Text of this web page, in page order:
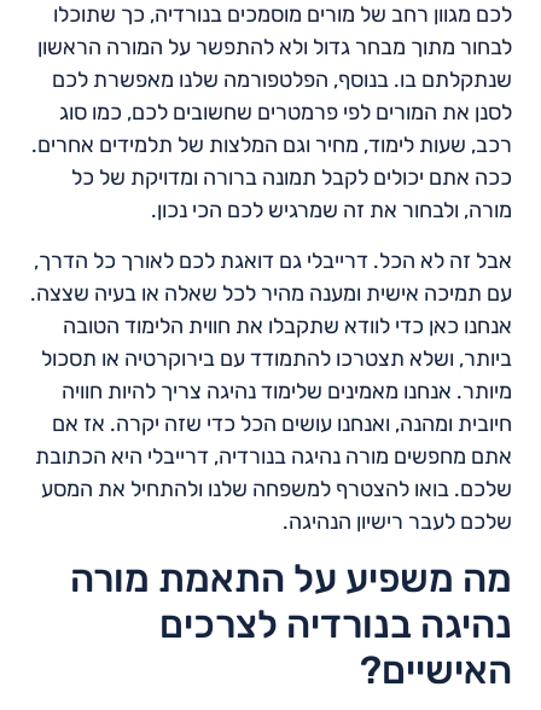
לכם מגוון רחב של מורים מוסמכים בנורדיה, כך שתוכלו
לבחור מתוך מבחר גדול ולא להתפשר על המורה הראשון
שנתקלתם בו. בנוסף, הפלטפורמה שלנו מאפשרת לכם
לסנן את המורים לפי פרמטרים שחשובים לכם, כמו סוג
רכב, שעות לימוד, מחיר וגם המלצות של תלמידים אחרים.
ככה אתם יכולים לקבל תמונה ברורה ומדויקת של כל
מורה, ולבחור את זה שמרגיש לכם הכי נכון.
אבל זה לא הכל. דרייבלי גם דואגת לכם לאורך כל הדרך,
עם תמיכה אישית ומענה מהיר לכל שאלה או בעיה שצצה.
אנחנו כאן כדי לוודא שתקבלו את חווית הלימוד הטובה
ביותר, ושלא תצטרכו להתמודד עם בירוקרטיה או תסכול
מיותר. אנחנו מאמינים שלימוד נהיגה צריך להיות חוויה
חיובית ומהנה, ואנחנו עושים הכל כדי שזה יקרה. אז אם
אתם מחפשים מורה נהיגה בנורדיה, דרייבלי היא הכתובת
שלכם. בואו להצטרף למשפחה שלנו ולהתחיל את המסע
שלכם לעבר רישיון הנהיגה.
מה משפיע על התאמת מורה
נהיגה בנורדיה לצרכים
האישיים?